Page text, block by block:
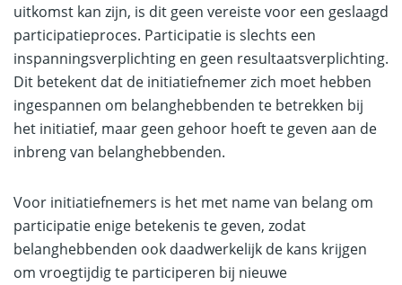
uitkomst kan zijn, is dit geen vereiste voor een geslaagd
participatieproces. Participatie is slechts een
inspanningsverplichting en geen resultaatsverplichting.
Dit betekent dat de initiatiefnemer zich moet hebben
ingespannen om belanghebbenden te betrekken bij
het initiatief, maar geen gehoor hoeft te geven aan de
inbreng van belanghebbenden.
Voor initiatiefnemers is het met name van belang om
participatie enige betekenis te geven, zodat
belanghebbenden ook daadwerkelijk de kans krijgen
om vroegtijdig te participeren bij nieuwe